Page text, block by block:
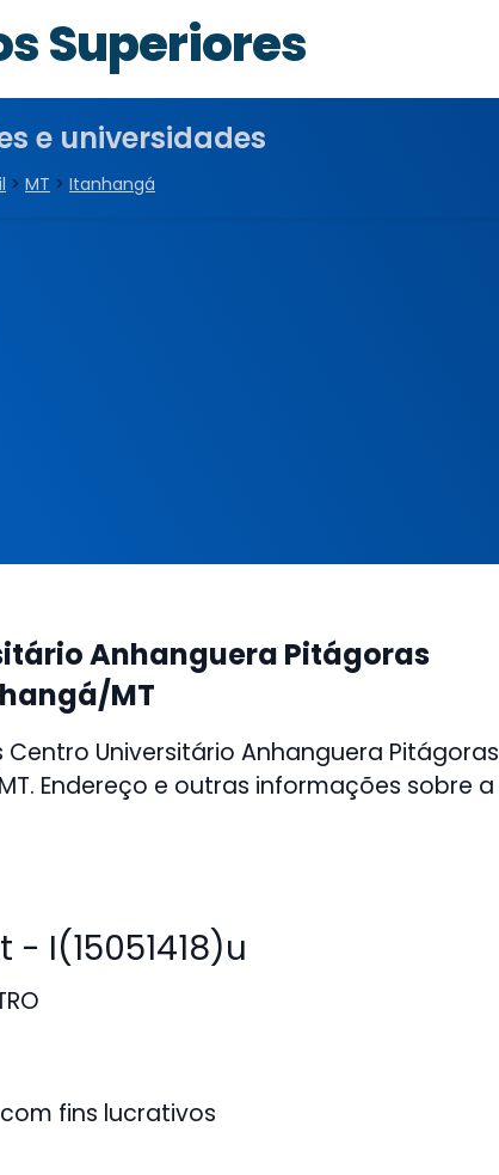
Superiores
e universidades
> MT > Itanhangá
Anhanguera Pitágoras
MT
Universitário Anhanguera Pitágoras
Endereço e outras informações sobre a
I(15051418)u
fins lucrativos